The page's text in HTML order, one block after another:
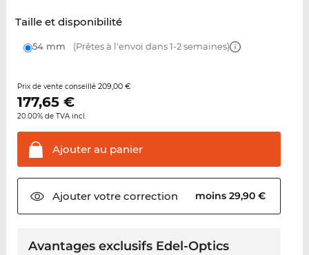
Taille et disponibilité
54 mm (Prêtes à l'envoi dans 1-2 semaines)
Prix de vente conseillé 209,00 €
177,65€
20.00% de TVA incl.
Ajouter au panier
Ajouter votrecorrection moins 29,90 €
Avantages exclusifs Edel-Optics